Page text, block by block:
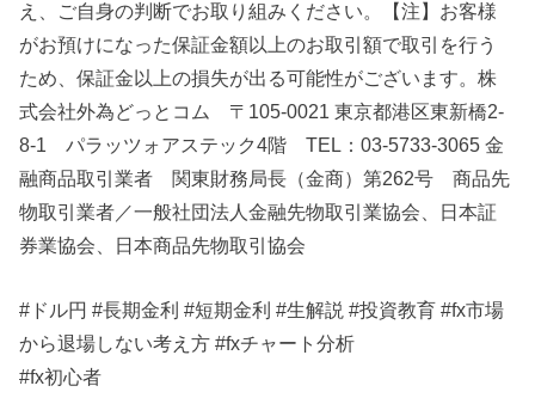
え、ご自身の判断でお取り組みください。【注】お客様
がお預けになった保証金額以上のお取引額で取引を行う
ため、保証金以上の損失が出る可能性がございます。株
式会社外為どっとコム 〒105-0021 東京都港区東新橋2-
8-1 パラッツォアステック4階 TEL：03-5733-3065 金
融商品取引業者 関東財務局長（金商）第262号 商品先
物取引業者／一般社団法人金融先物取引業協会、日本証
券業協会、日本商品先物取引協会
#ドル円 #長期金利 #短期金利 #生解説 #投資教育 #fx市場
から退場しない考え方 #fxチャート分析
#fx初心者